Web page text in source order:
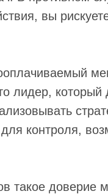
вы
лидер, который
контроля,
такое доверие